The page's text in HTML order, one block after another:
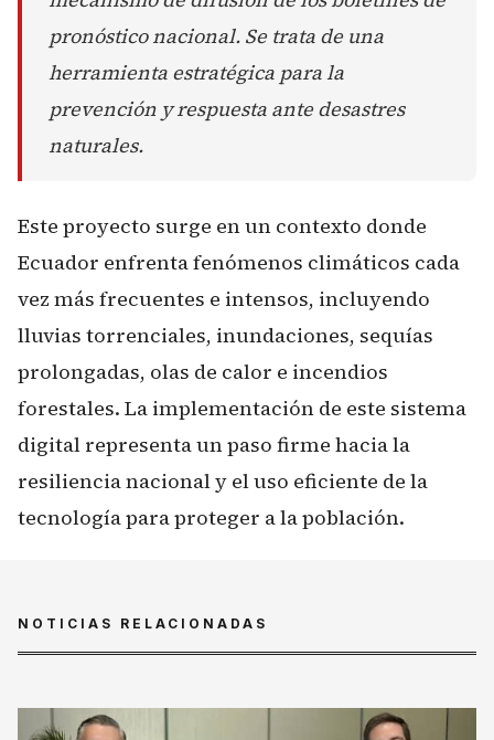
pronóstico nacional. Se trata de una
herramienta estratégica para la
prevención y respuesta ante desastres
naturales.
Este proyecto surge en un contexto donde
Ecuador enfrenta fenómenos climáticos cada
vez más frecuentes e intensos, incluyendo
lluvias torrenciales, inundaciones, sequías
prolongadas, olas de calor e incendios
forestales. La implementación de este sistema
digital representa un paso firme hacia la
resiliencia nacional y el uso eficiente de la
tecnología para proteger a la población.
NOTICIAS RELACIONADAS